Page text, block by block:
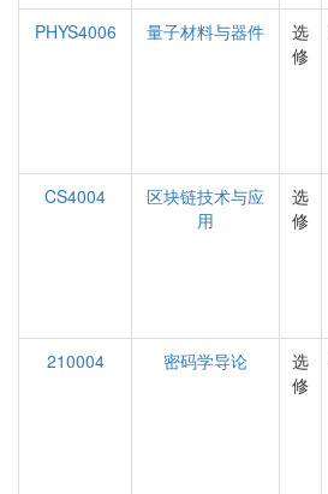
PHYS4006
量子材料与器件
选
修
CS4004
区块链技术与应
用
选
修
210004
密码学导论
选
修